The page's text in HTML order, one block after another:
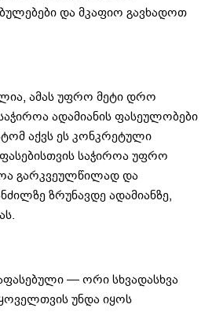
და მკაფიო გავხადოთ
ამას უფრო მეტი დრო
ადამიანის ფასეულობები
აქვს ეს კონკრეტული
საჭიროა უფრო
გარკვეულწილად და
ზრუნავდე ადამიანზე,
— ორი სხვადასხვა
უნდა იყოს